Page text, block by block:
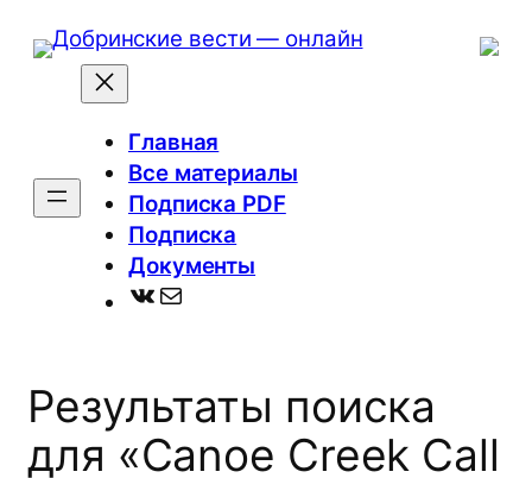
Перейти
содержимому
Главная
Все материалы
Подписка PDF
Подписка
Документы
ВКонтакте
Почта
Результаты поиска
для «Canoe Creek Call